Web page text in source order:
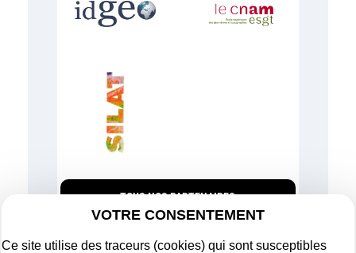
TOUS NOS PARTENAIRES
VOTRE CONSENTEMENT
Ce site utilise des traceurs (cookies) qui sont susceptibles